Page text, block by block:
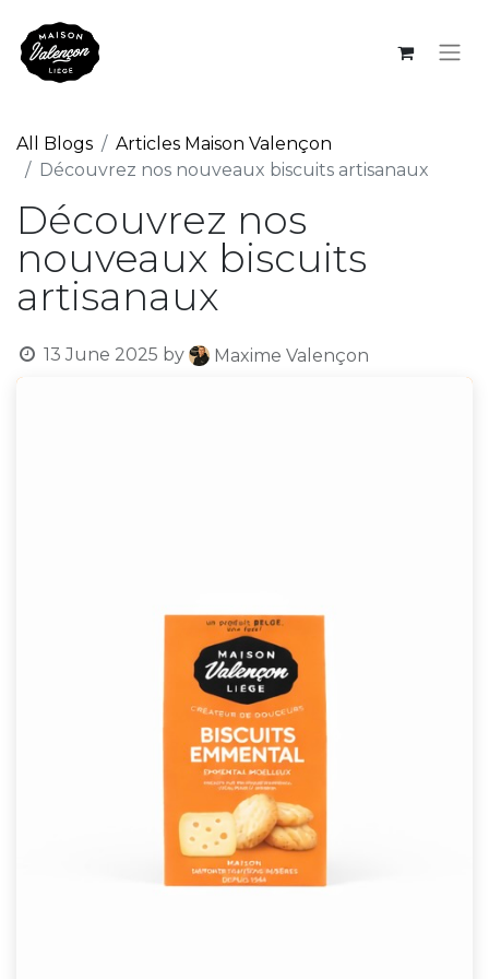
All Blogs
Articles Maison Valençon
Découvrez nos nouveaux biscuits artisanaux
Découvrez nos
nouveaux biscuits
artisanaux
13 June 2025 by Maxime Valençon